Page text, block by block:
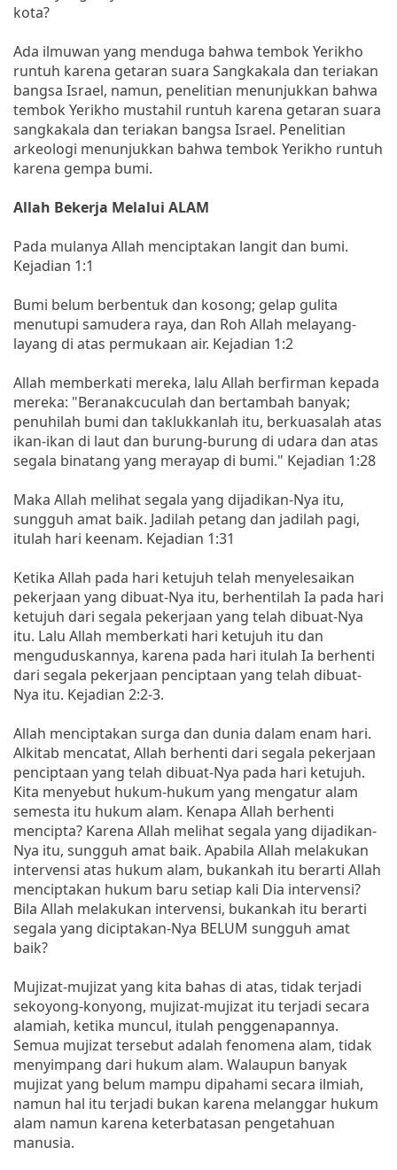
kota?
Ada ilmuwan yang menduga bahwa tembok Yerikho
runtuh karena getaran suara Sangkakala dan teriakan
bangsa Israel, namun, penelitian menunjukkan bahwa
tembok Yerikho mustahil runtuh karena getaran suara
sangkakala dan teriakan bangsa Israel. Penelitian
arkeologi menunjukkan bahwa tembok Yerikho runtuh
karena gempa bumi.
Allah Bekerja Melalui ALAM
Pada mulanya Allah menciptakan langit dan bumi.
Kejadian 1:1
Bumi belum berbentuk dan kosong; gelap gulita
menutupi samudera raya, dan Roh Allah melayang-
layang di atas permukaan air. Kejadian 1:2
Allah memberkati mereka, lalu Allah berfirman kepada
mereka: "Beranakcuculah dan bertambah banyak;
penuhilah bumi dan taklukkanlah itu, berkuasalah atas
ikan-ikan di laut dan burung-burung di udara dan atas
segala binatang yang merayap di bumi." Kejadian 1:28
Maka Allah melihat segala yang dijadikan-Nya itu,
sungguh amat baik. Jadilah petang dan jadilah pagi,
itulah hari keenam. Kejadian 1:31
Ketika Allah pada hari ketujuh telah menyelesaikan
pekerjaan yang dibuat-Nya itu, berhentilah Ia pada hari
ketujuh dari segala pekerjaan yang telah dibuat-Nya
itu. Lalu Allah memberkati hari ketujuh itu dan
menguduskannya, karena pada hari itulah Ia berhenti
dari segala pekerjaan penciptaan yang telah dibuat-
Nya itu. Kejadian 2:2-3.
Allah menciptakan surga dan dunia dalam enam hari.
Alkitab mencatat, Allah berhenti dari segala pekerjaan
penciptaan yang telah dibuat-Nya pada hari ketujuh.
Kita menyebut hukum-hukum yang mengatur alam
semesta itu hukum alam. Kenapa Allah berhenti
mencipta? Karena Allah melihat segala yang dijadikan-
Nya itu, sungguh amat baik. Apabila Allah melakukan
intervensi atas hukum alam, bukankah itu berarti Allah
menciptakan hukum baru setiap kali Dia intervensi?
Bila Allah melakukan intervensi, bukankah itu berarti
segala yang diciptakan-Nya BELUM sungguh amat
baik?
Mujizat-mujizat yang kita bahas di atas, tidak terjadi
sekoyong-konyong, mujizat-mujizat itu terjadi secara
alamiah, ketika muncul, itulah penggenapannya.
Semua mujizat tersebut adalah fenomena alam, tidak
menyimpang dari hukum alam. Walaupun banyak
mujizat yang belum mampu dipahami secara ilmiah,
namun hal itu terjadi bukan karena melanggar hukum
alam namun karena keterbatasan pengetahuan
manusia.